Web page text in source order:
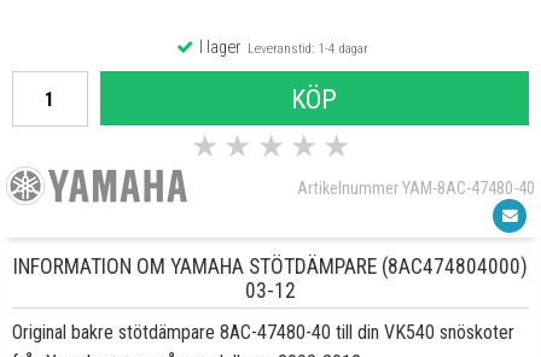
I lagerLeveranstid: 1-4 dagar
KÖP
★ ★ ★ ★ ★
Artikelnummer YAM-8AC-47480-40
INFORMATION OM YAMAHA STÖTDÄMPARE (8AC474804000)
03-12
Original bakre stötdämpare 8AC-47480-40 till din VK540 snöskoter